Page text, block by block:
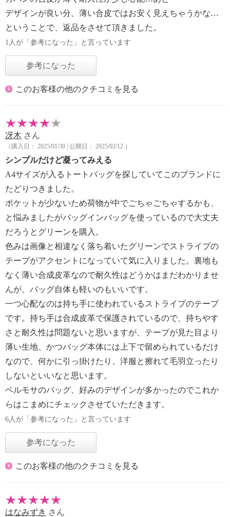
デザインが良い分、薄い合皮ではお安く見えちゃうかな…
ということで、返品をさせて頂きました。
1人が「参考になった」と言っています
参考になった
このお客様の他のクチコミを見る
冴木 さん
（購入日： 2025/01/30 | 公開日： 2025/02/12 ）
シンプルだけど凝ってみえる
A4サイズが入るトートバッグを探していてこのブランドに
たどりつきました。
ポケットが少ないため荷物が中でごちゃごちゃするかも、
と悩みましたがバッグインバッグを使っているので大丈夫
だろうとグリーンを購入。
色みは画像と相違なく落ち着いたグリーンでストライプの
テープがアクセントになっていて気に入りました。裏地も
なく薄い合成皮革なので耐久性はどうかはまだわかりませ
んが、バッグ自体も軽いのもいいです。
一つ心配なのは持ち手に使われているストライプのテープ
です。持ち手は合成皮革で保護されているので、持ちやす
さと耐久性は問題ないと思いますが、テープが見た目より
薄い生地、かつバッグ本体には上下で留められているだけ
なので、何かに引っ掛けたり、洋服と擦れて毛羽立ったり
しないといいなと思います。
ベルモサのバッグ、好みのデザインが多かったのでこれか
らはこまめにチェックさせていただきます。
6人が「参考になった」と言っています
参考になった
このお客様の他のクチコミを見る
はなみずき さん